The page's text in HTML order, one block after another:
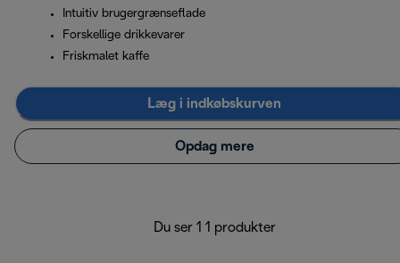
Intuitiv brugergrænseflade
Forskellige drikkevarer
Friskmalet kaffe
Læg i indkøbskurven
Opdag mere
Du ser 1 1 produkter